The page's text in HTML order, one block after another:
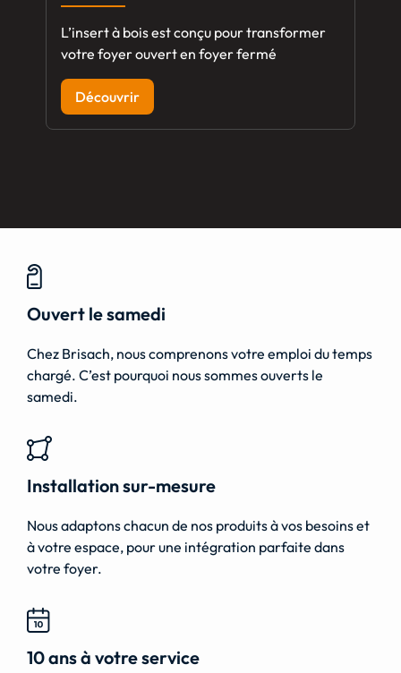
L’insert à bois est conçu pour transformer
votre foyer ouvert en foyer fermé
Découvrir
Ouvert le samedi
Chez Brisach, nous comprenons votre emploi du temps
chargé. C’est pourquoi nous sommes ouverts le
samedi.
Installation sur-mesure
Nous adaptons chacun de nos produits à vos besoins et
à votre espace, pour une intégration parfaite dans
votre foyer.
10 ans à votre service